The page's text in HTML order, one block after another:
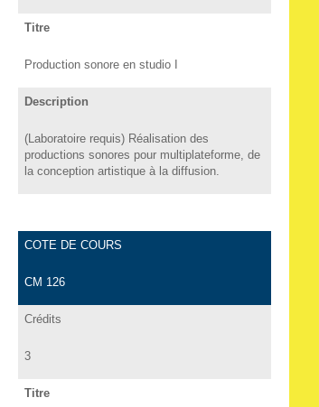
Titre
Production sonore en studio I
Description
(Laboratoire requis) Réalisation des
productions sonores pour multiplateforme, de
la conception artistique à la diffusion.
COTE DE COURS
CM 126
Crédits
3
Titre